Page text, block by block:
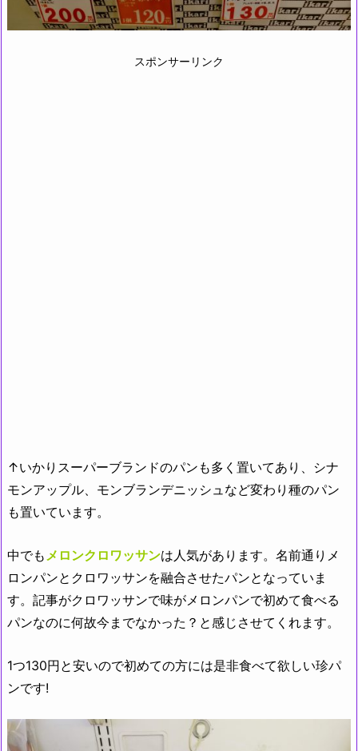
スポンサーリンク
↑いかりスーパーブランドのパンも多く置いてあり、シナ
モンアップル、モンブランデニッシュなど変わり種のパン
も置いています。
中でもメロンクロワッサンは人気があります。名前通りメ
ロンパンとクロワッサンを融合させたパンとなっていま
す。記事がクロワッサンで味がメロンパンで初めて食べる
パンなのに何故今までなかった？と感じさせてくれます。
1つ130円と安いので初めての方には是非食べて欲しい珍パ
ンです!